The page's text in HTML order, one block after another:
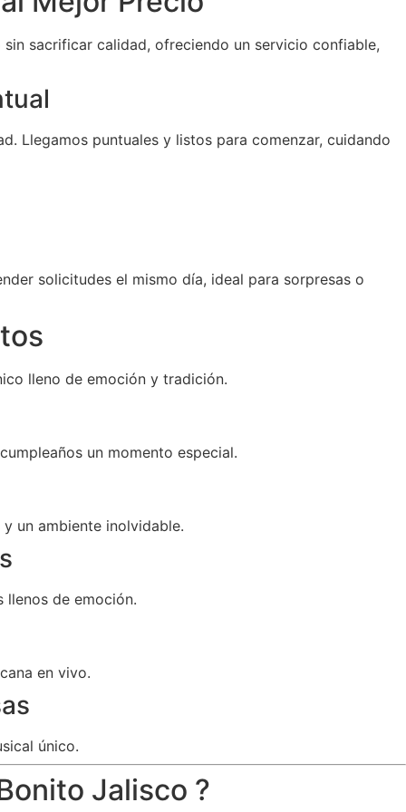
sacrificar calidad, ofreciendo un servicio confiable,
Llegamos puntuales y listos para comenzar, cuidando
solicitudes el mismo día, ideal para sorpresas o
lleno de emoción y tradición.
un momento especial.
un ambiente inolvidable.
llenos de emoción.
en vivo.
único.
Jalisco ?